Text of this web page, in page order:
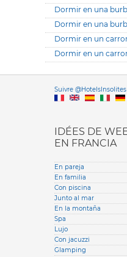
Dormir en una
Dormir en una
Dormir en un
Dormir en un
Suivre @HotelsInsolites
IDÉES DE
EN FRANCIA
En pareja
En familia
Con piscina
Junto al mar
En la montaña
Spa
Lujo
Con jacuzzi
Glamping